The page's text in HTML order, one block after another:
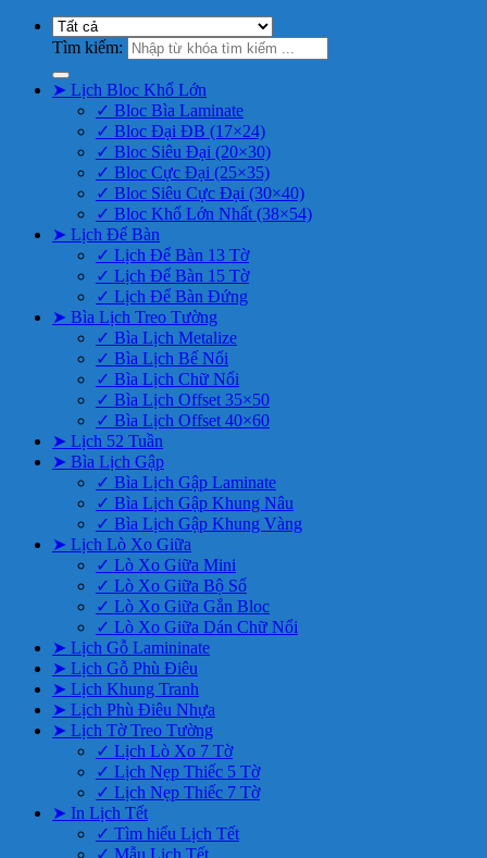
Tìm kiếm:
➤ Lịch Bloc Khổ Lớn
✓ Bloc Bìa Laminate
✓ Bloc Đại ĐB (17×24)
✓ Bloc Siêu Đại (20×30)
✓ Bloc Cực Đại (25×35)
✓ Bloc Siêu Cực Đại (30×40)
✓ Bloc Khổ Lớn Nhất (38×54)
➤ Lịch Để Bàn
✓ Lịch Để Bàn 13 Tờ
✓ Lịch Để Bàn 15 Tờ
✓ Lịch Để Bàn Đứng
➤ Bìa Lịch Treo Tường
✓ Bìa Lịch Metalize
✓ Bìa Lịch Bế Nổi
✓ Bìa Lịch Chữ Nổi
✓ Bìa Lịch Offset 35×50
✓ Bìa Lịch Offset 40×60
➤ Lịch 52 Tuần
➤ Bìa Lịch Gập
✓ Bìa Lịch Gập Laminate
✓ Bìa Lịch Gập Khung Nâu
✓ Bìa Lịch Gập Khung Vàng
➤ Lịch Lò Xo Giữa
✓ Lò Xo Giữa Mini
✓ Lò Xo Giữa Bộ Số
✓ Lò Xo Giữa Gắn Bloc
✓ Lò Xo Giữa Dán Chữ Nổi
➤ Lịch Gỗ Lamininate
➤ Lịch Gỗ Phù Điêu
➤ Lịch Khung Tranh
➤ Lịch Phù Điêu Nhựa
➤ Lịch Tờ Treo Tường
✓ Lịch Lò Xo 7 Tờ
✓ Lịch Nẹp Thiếc 5 Tờ
✓ Lịch Nẹp Thiếc 7 Tờ
➤ In Lịch Tết
✓ Tìm hiểu Lịch Tết